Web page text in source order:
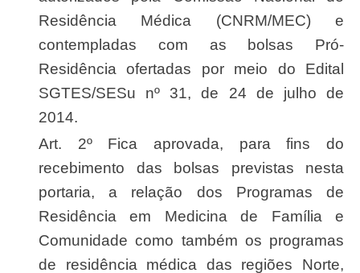
Residência Médica (CNRM/MEC) e
contempladas com as bolsas Pró-
Residência ofertadas por meio do Edital
SGTES/SESu nº 31, de 24 de julho de
2014.
Art. 2º Fica aprovada, para fins do
recebimento das bolsas previstas nesta
portaria, a relação dos Programas de
Residência em Medicina de Família e
Comunidade como também os programas
de residência médica das regiões Norte,